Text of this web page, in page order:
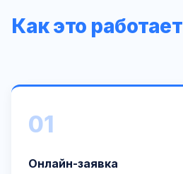
Как это работает
01
Онлайн-заявка